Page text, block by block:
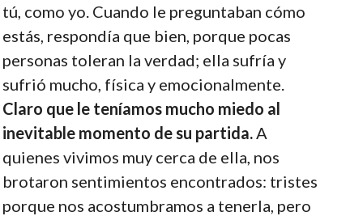
tú, como yo. Cuando le preguntaban cómo
estás, respondía que bien, porque pocas
personas toleran la verdad; ella sufría y
sufrió mucho, física y emocionalmente.
Claro que le teníamos mucho miedo al
inevitable momento de su partida.A
quienes vivimos muy cerca de ella, nos
brotaron sentimientos encontrados: tristes
porque nos acostumbramos a tenerla, pero